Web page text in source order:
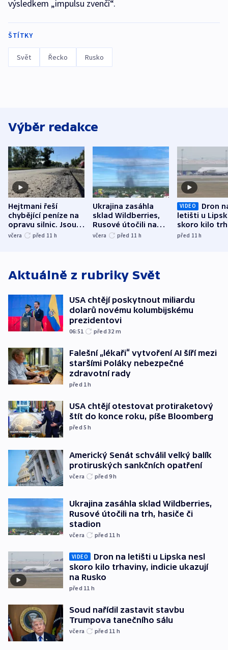
výsledkem „impulsu zvenčí“.
ŠTÍTKY
Svět Řecko Rusko
Výběr redakce
Hejtmani řeší
chybějící peníze na
opravu silnic. Jsou
nenárokové, namítá
včera před 11 h
Ukrajina zasáhla
sklad Wildberries,
Rusové útočili na
trh, hasiče či
včera před 11 h
VIDEO
Dron
letišti u
skoro kilo
indicie
před 11h
Aktuálně z rubriky Svět
USA chtějí poskytnout miliardu
dolarů novému kolumbijskému
prezidentovi
06:51 před 32 m
Falešní „lékaři“ vytvoření AI šíří mezi
staršími Poláky nebezpečné
zdravotní rady
před 1h
USA chtějí otestovat protiraketový
štít do konce roku, píše Bloomberg
před 5h
Americký Senát schválil velký balík
protiruských sankčních opatření
včera před 9h
Ukrajina zasáhla sklad Wildberries,
Rusové útočili na trh, hasiče či
stadion
včera před 11 h
VIDEO
Dron na letišti u Lipska nesl
skoro kilo trhaviny, indicie ukazují
na Rusko
před 11 h
Soud nařídil zastavit stavbu
Trumpova tanečního sálu
včera před 11 h